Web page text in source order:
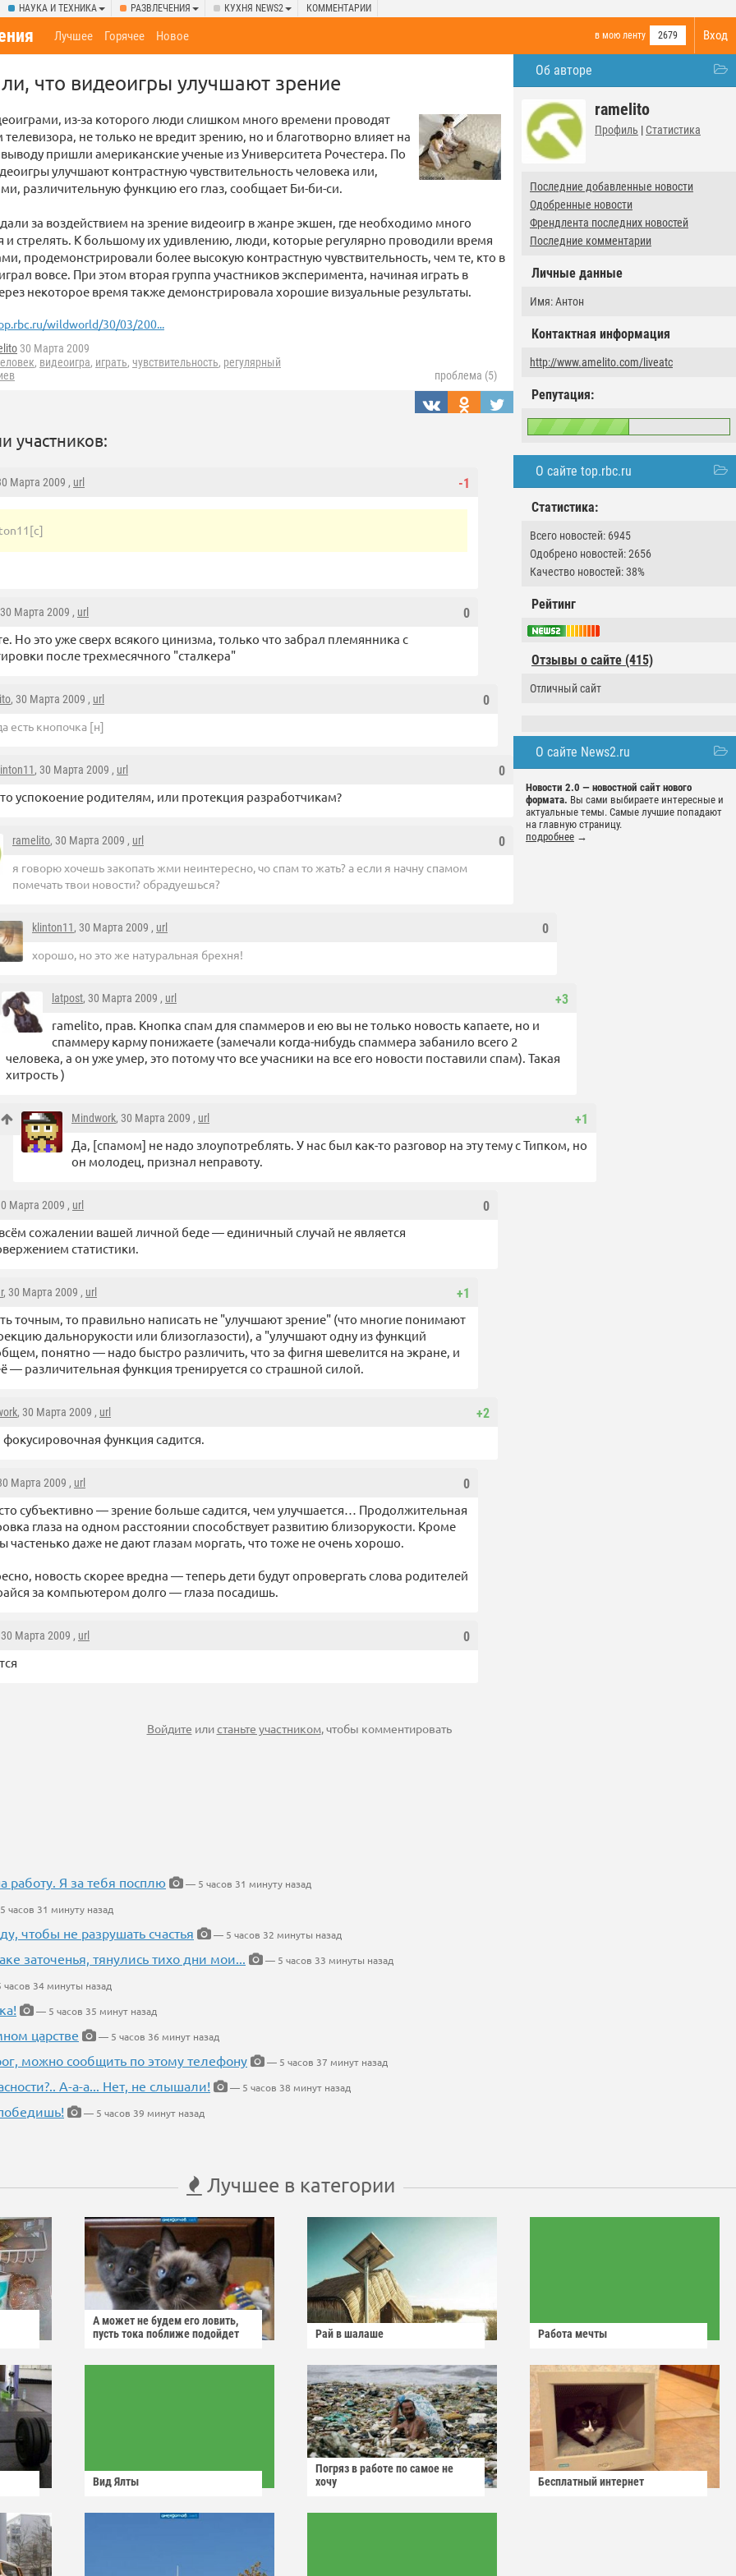
НАУКА И ТЕХНИКА РАЗВЛЕЧЕНИЯ КУХНЯ NEWS2 КОММЕНТАРИИ
Вход
в мою ленту 2679
Лучшее Горячее Новое
Об авторе
ramelito
Профиль | Статистика
Последние добавленные новости
Одобренные новости
Френдлента последних новостей
Последние комментарии
Личные данные
Имя: Антон
Контактная информация
http://www.amelito.com/liveatc
Репутация:
О сайте top.rbc.ru
Статистика:
Всего новостей: 6945
Одобрено новостей: 2656
Качество новостей: 38%
Рейтинг
Отзывы о сайте (415)
Отличный сайт
О сайте News2.ru
Новости 2.0 — новостной сайт нового
формата. Вы сами выбираете интересные и
актуальные темы. Самые лучшие попадают
на главную страницу.
подробнее →
что видеоигры улучшают зрение
из-за которого люди слишком много времени проводят
не только не вредит зрению, но и благотворно влияет на
пришли американские ученые из Университета Рочестера. По
улучшают контрастную чувствительность человека или,
различительную функцию его глаз, сообщает Би-би-си.
за воздействием на зрение видеоигр в жанре экшен, где необходимо много
и стрелять. К большому их удивлению, люди, которые регулярно проводили время
продемонстрировали более высокую контрастную чувствительность, чем те, кто в
вовсе. При этом вторая группа участников эксперимента, начиная играть в
некоторое время также демонстрировала хорошие визуальные результаты.
wildworld/30/03/200...
30 Марта 2009
, видеоигра, играть, чувствительность, регулярный
проблема (5)
участников:
-1
Марта 2009 , url
0
Марта 2009 , url
Но это уже сверх всякого цинизма, только что забрал племянника с
после трехмесячного "сталкера"
0
, 30 Марта 2009 , url
есть кнопочка [н]
0
, 30 Марта 2009 , url
успокоение родителям, или протекция разработчикам?
0
ramelito, 30 Марта 2009 , url
я говорю хочешь закопать жми неинтересно, чо спам то жать? а если я начну спамом
помечать твои новости? обрадуешься?
0
klinton11, 30 Марта 2009 , url
хорошо, но это же натуральная брехня!
+3
latpost, 30 Марта 2009 , url
ramelito, прав. Кнопка спам для спаммеров и ею вы не только новость капаете, но и
спаммеру карму понижаете (замечали когда-нибудь спаммера забанило всего 2
человека, а он уже умер, это потому что все учасники на все его новости поставили спам). Такая
хитрость )
+1
Mindwork, 30 Марта 2009 , url
Да, [спамом] не надо злоупотреблять. У нас был как-то разговор на эту тему с Типком, но
он молодец, признал неправоту.
0
Марта 2009 , url
сожалении вашей личной беде — единичный случай не является
статистики.
+1
, 30 Марта 2009 , url
точным, то правильно написать не "улучшают зрение" (что многие понимают
дальнорукости или близоглазости), а "улучшают одну из функций
понятно — надо быстро различить, что за фигня шевелится на экране, и
— различительная функция тренируется со страшной силой.
+2
, 30 Марта 2009 , url
фокусировочная функция садится.
0
Марта 2009 , url
субъективно — зрение больше садится, чем улучшается… Продолжительная
глаза на одном расстоянии способствует развитию близорукости. Кроме
частенько даже не дают глазам моргать, что тоже не очень хорошо.
новость скорее вредна — теперь дети будут опровергать слова родителей
за компьютером долго — глаза посадишь.
0
Марта 2009 , url
Войдите илистаньте участником, чтобы комментировать
работу. Я за тебя посплю
— 5 часов 31 минуту назад
31 минуту назад
чтобы не разрушать счастья — 5 часов 32 минуты назад
заточенья, тянулись тихо дни мои...
— 5 часов 33 минуты назад
34 минуты назад
— 5 часов 35 минут назад
царстве — 5 часов 36 минут назад
можно сообщить по этому телефону — 5 часов 37 минут назад
А-а-а... Нет, не слышали! — 5 часов 38 минут назад
— 5 часов 39 минут назад
Лучшее в категории
А может не будем его ловить,
пусть тока поближе подойдет
Рай в шалаше Работа мечты
Вид Ялты
Погряз в работе по самое не
хочу
Бесплатный интернет